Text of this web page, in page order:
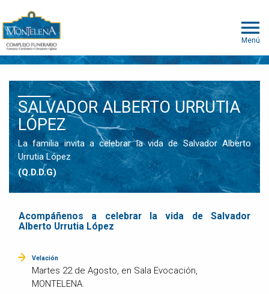
Menú
SALVADOR ALBERTO URRUTIA
LÓPEZ
La familia invita a celebrar la vida de Salvador Alberto
Urrutia López
(Q.D.D.G)
Acompáñenos a celebrar la vida de Salvador
Alberto Urrutia López
Velación
Martes 22 de Agosto, en Sala Evocación,
MONTELENA.